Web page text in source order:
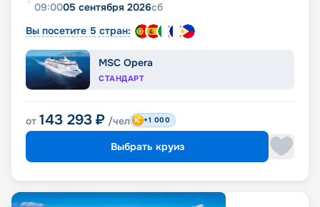
09:0005 сентября 2026сб
Вы посетите 5 стран:
MSC Opera
СТАНДАРТ
от 143 293 ₽ /чел +1 000
Выбрать круиз